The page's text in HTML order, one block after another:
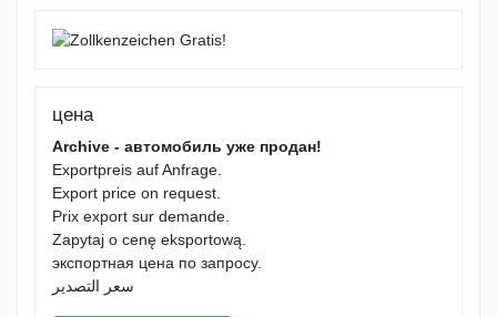
цена
Archive - автомобиль уже продан!
Exportpreis auf Anfrage.
Export price on request.
Prix export sur demande.
Zapytaj o cenę eksportową.
экспортная цена по запросу.
سعر التصدير